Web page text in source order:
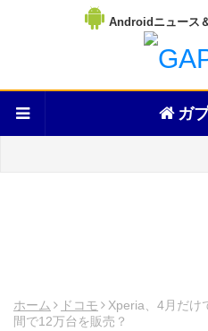
Androidニュース
ガ
ホーム ドコモ
Xperia、4月だけ
間で12万台を販売？